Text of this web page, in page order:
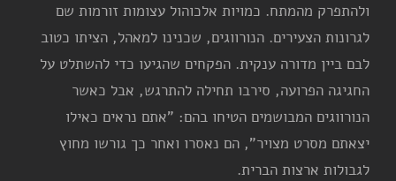
ולהתפרק מהמתח. כמויות אלכוהול עצומות זורמות שם
לגרונות הצעירים. הנורווגים, שכנינו למאהל, הציתו כטוב
לבם ביין מדורה ענקית. הפקחים שהגיעו כדי להשתלט על
החגיגה הפרועה, סירבו תחילה להתרגש, אבל כאשר
הנורווגים המבושמים הטיחו בהם: "אתם נראים כאילו
יצאתם מסרט מצויר", הם נאסרו ואחר כך גורשו מחוץ
לגבולות ארצות הברית.